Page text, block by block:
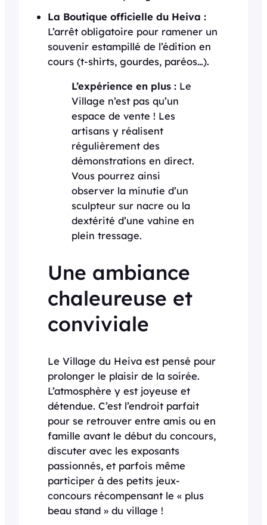
La Boutique officielle du Heiva :
L’arrêt obligatoire pour ramener un
souvenir estampillé de l’édition en
cours (t-shirts, gourdes, paréos…).
L’expérience en plus : Le
Village n’est pas qu’un
espace de vente ! Les
artisans y réalisent
régulièrement des
démonstrations en direct.
Vous pourrez ainsi
observer la minutie d’un
sculpteur sur nacre ou la
dextérité d’une vahine en
plein tressage.
Une ambiance
chaleureuse et
conviviale
Le Village du Heiva est pensé pour
prolonger le plaisir de la soirée.
L’atmosphère y est joyeuse et
détendue. C’est l’endroit parfait
pour se retrouver entre amis ou en
famille avant le début du concours,
discuter avec les exposants
passionnés, et parfois même
participer à des petits jeux-
concours récompensant le « plus
beau stand » du village !